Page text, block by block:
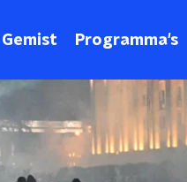
Gemist Programma's